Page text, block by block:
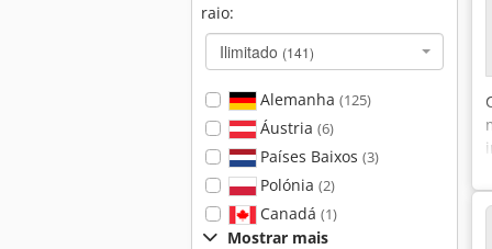
raio:
Ilimitado (141)
Alemanha (125)
Áustria (6)
Países Baixos (3)
Polónia (2)
Canadá (1)
Mostrar mais